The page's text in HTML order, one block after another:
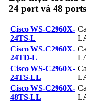
24 port và 48
Cisco WS-C2960X-
24TS-L
Cisco WS-C2960X-
24TD-L
Cisco WS-C2960X-
24TS-LL
Cisco WS-C2960X-
48TS-LL